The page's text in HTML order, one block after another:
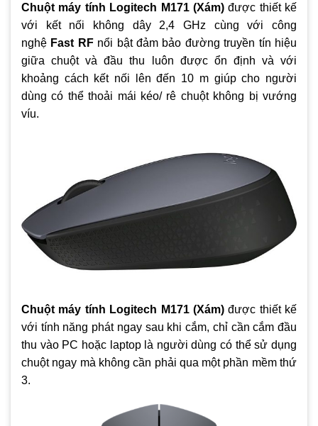
Chuột máy tính Logitech M171 (Xám)được thiết kế
với kết nối không dây 2,4 GHz cùng với công
nghệ Fast RF nổi bật đảm bảo đường truyền tín hiệu
giữa chuột và đầu thu luôn được ổn định và với
khoảng cách kết nối lên đến 10 m giúp cho người
dùng có thể thoải mái kéo/ rê chuột không bị vướng
víu.
Chuột máy tính Logitech M171 (Xám)được thiết kế
với tính năng phát ngay sau khi cắm, chỉ cần cắm đầu
thu vào PC hoặc laptop là người dùng có thể sử dụng
chuột ngay mà không cần phải qua một phần mềm thứ
3.